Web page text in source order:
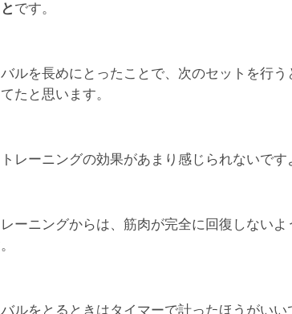
です。
ルを長めにとったことで、次のセットを行
たと思います。
レーニングの効果があまり感じられないです
ーニングからは、筋肉が完全に回復しない
ルをとるときはタイマーで計ったほうがいい